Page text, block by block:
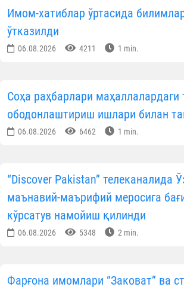
Имом-хатиблар ўртасида
ўтказилди
06.08.2026 4211 1 min.
Соҳа раҳбарлари маҳаллалардаги
ободонлаштириш ишлари билан
06.08.2026 6462 1 min.
“Discover Pakistan” телеканалида
маънавий-маърифий меросига
кўрсатув намойиш қилинди
06.08.2026 5348 2 min.
Фарғона имомлари “Заковат” ва